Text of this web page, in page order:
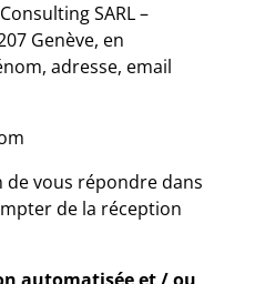
SARL –
Genève, en
adresse, email
de vous répondre dans
de la réception